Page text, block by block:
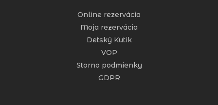
Online rezervácia
Moja rezervácia
Detský Kutik
VOP
Storno podmienky
GDPR